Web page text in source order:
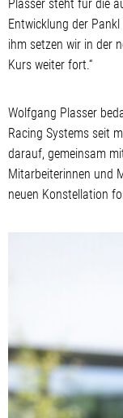
Plasser steht für die
Entwicklung der
ihm setzen wir in der
Kurs weiter fort.“
Wolfgang Plasser
Racing Systems seit
darauf, gemeinsam
Mitarbeiterinnen und
neuen Konstellation